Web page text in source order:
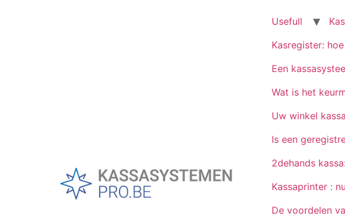
Usefull
Kasregister:
Een
Wat is het
Uw winkel
Is een
2dehands
Kassaprinter :
De voordelen